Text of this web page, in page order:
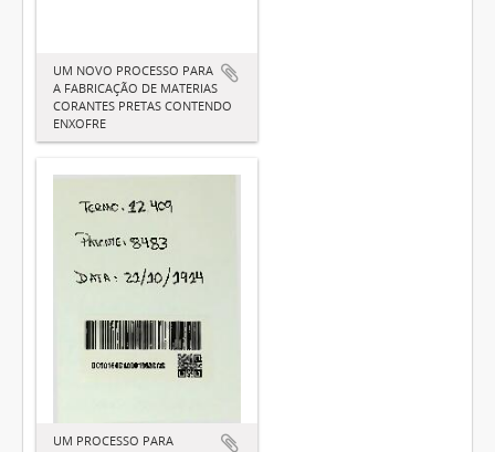
UM NOVO PROCESSO PARA
A FABRICAÇÃO DE MATERIAS
CORANTES PRETAS CONTENDO
ENXOFRE
UM PROCESSO PARA